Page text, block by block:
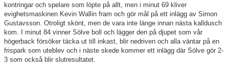
kontringar och spelare som löpte på allt, men i minut 69 kliver
evighetsmaskinen Kevin Wallin fram och gör mål på ett inlägg av Simon
Gustavsson. Otroligt skönt, men de vara inte länge innan nästa kalldusch
kom. I minut 84 vinner Sölve boll och lägger den på djupet som vår
högerback försöker täcka ut till inkast, blir nedriven och alla väntar på en
frispark som uteblev och i näste skede kommer ett inlägg där Sölve gör 2-
3 som också blir slutresultatet.